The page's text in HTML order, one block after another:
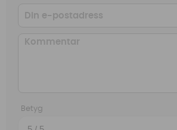
Betyg